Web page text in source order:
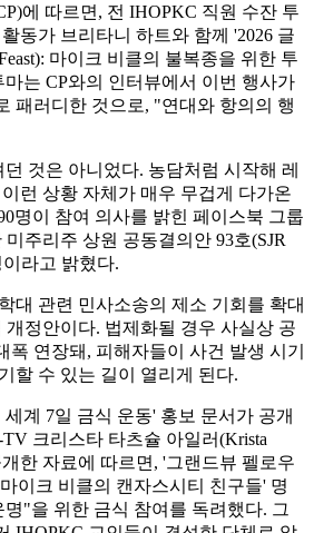
에 따르면, 전 IHOPKC 직원 수잔 투
동가 브리타니 하트와 함께 '2026 글
마이크 비클의 불복종을 위한 투
는 CP와의 인터뷰에서 이번 행사가
패러디한 것으로, "연대와 항의의 행
것은 아니었다. 농담처럼 시작해 레
런 상황 자체가 매우 무겁게 다가온
명이 참여 의사를 밝힌 페이스북 그룹
주리주 상원 공동결의안 93호(SJR
라고 밝혔다.
대 관련 민사소송의 제소 기회를 확대
개정안이다. 법제화될 경우 사실상 공
폭 연장돼, 피해자들이 사건 발생 시기
할 수 있는 길이 열리게 된다.
계 7일 금식 운동' 홍보 문서가 공개
크리스타 타츠슐 아일러(Krista
개한 자료에 따르면, '그랜드뷰 펠로우
이크 비클의 캔자스시티 친구들' 명
"을 위한 금식 참여를 독려했다. 그